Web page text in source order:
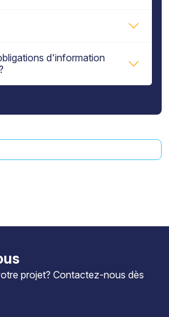
d'information
projet? Contactez-nous dès